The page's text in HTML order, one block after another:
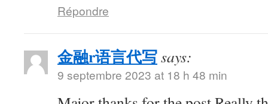
Répondre
金融r语言代写says:
9 septembre 2023 at 18 h 48 min